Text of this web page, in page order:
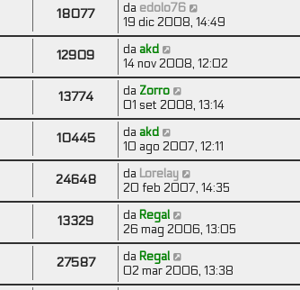
18077 da edolo76
19 dic 2008, 14:49
12909 daakd
14 nov 2008, 12:02
13774 da Zorro
01 set 2008, 13:14
10445 daakd
10 ago 2007, 12:11
24648 da Lorelay
20 feb 2007, 14:35
13329 daRegal
26 mag 2006, 13:05
27587 daRegal
02 mar 2006, 13:38